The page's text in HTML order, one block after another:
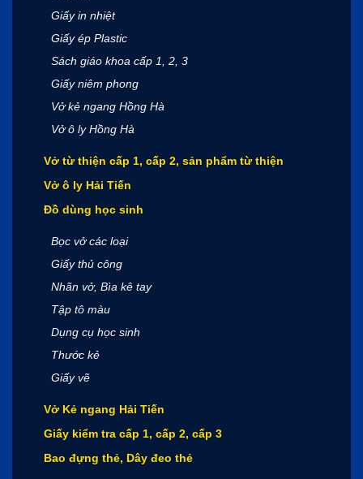
Giấy in nhiệt
Giấy ép Plastic
Sách giáo khoa cấp 1, 2, 3
Giấy niêm phong
Vở kẻ ngang Hồng Hà
Vở ô ly Hồng Hà
Vở từ thiện cấp 1, cấp 2, sản phẩm từ thiện
Vở ô ly Hải Tiến
Đồ dùng học sinh
Bọc vở các loại
Giấy thủ công
Nhãn vở, Bìa kê tay
Tập tô màu
Dụng cụ học sinh
Thước kẻ
Giấy vẽ
Vở Kẻ ngang Hải Tiến
Giấy kiểm tra cấp 1, cấp 2, cấp 3
Bao đựng thẻ, Dây đeo thẻ